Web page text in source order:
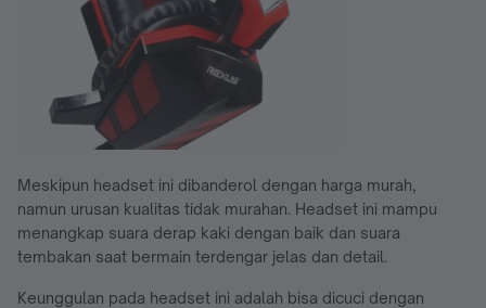
Meskipun headset ini dibanderol dengan harga murah,
namun urusan kualitas tidak murahan. Headset ini mampu
menangkap suara derap kaki dengan baik dan suara
tembakan saat bermain terdengar jelas dan detail.
Keunggulan pada headset ini adalah bisa dicuci dengan